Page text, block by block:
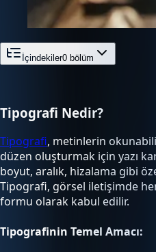
İçindekiler0 bölüm
Tipografi Nedir?
Tipografi, metinlerin
düzen oluşturmak için yazı
boyut, aralık, hizalama gibi
Tipografi, görsel iletişimde
formu olarak kabul edilir.
Tipografinin Temel Amacı: